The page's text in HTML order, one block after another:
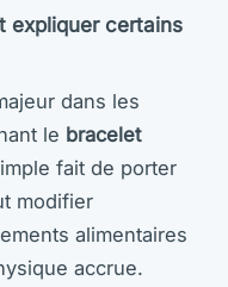
expliquer certains
dans les
le bracelet
fait de porter
modifier
alimentaires
accrue.